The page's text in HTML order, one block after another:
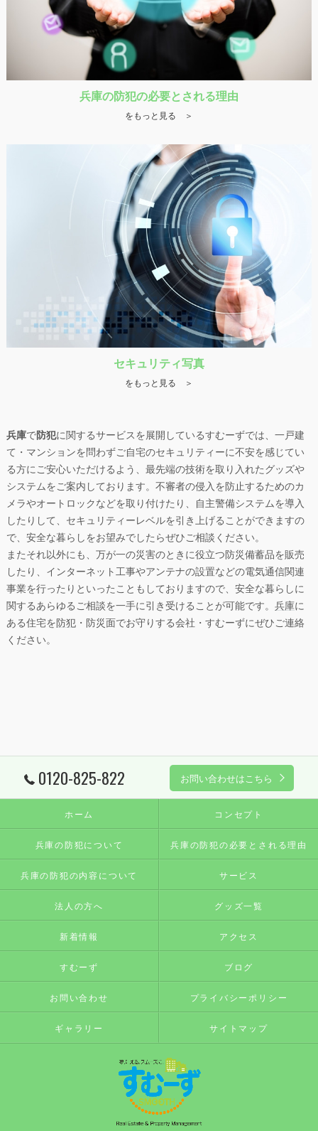
兵庫の防犯の必要とされる理由
をもっと見る ＞
セキュリティ写真
をもっと見る ＞
兵庫で防犯に関するサービスを展開しているすむーずでは、一戸建
て・マンションを問わずご自宅のセキュリティーに不安を感じてい
る方にご安心いただけるよう、最先端の技術を取り入れたグッズや
システムをご案内しております。不審者の侵入を防止するためのカ
メラやオートロックなどを取り付けたり、自主警備システムを導入
したりして、セキュリティーレベルを引き上げることができますの
で、安全な暮らしをお望みでしたらぜひご相談ください。
またそれ以外にも、万が一の災害のときに役立つ防災備蓄品を販売
したり、インターネット工事やアンテナの設置などの電気通信関連
事業を行ったりといったこともしておりますので、安全な暮らしに
関するあらゆるご相談を一手に引き受けることが可能です。 兵庫に
ある住宅を防犯・防災面でお守りする会社・すむーずにぜひご連絡
ください。
0120-825-822 お問い合わせはこちら
ホーム コンセプト
兵庫の防犯について 兵庫の防犯の必要とされる理由
兵庫の防犯の内容について サービス
法人の方へ グッズ一覧
新着情報 アクセス
すむーず ブログ
お問い合わせ プライバシーポリシー
ギャラリー サイトマップ